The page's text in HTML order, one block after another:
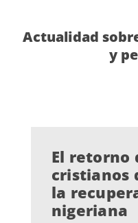
Actualidad
y
El retorno
cristianos
la
nigeriana